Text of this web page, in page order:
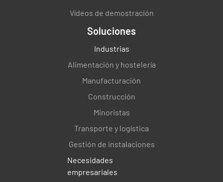
Vídeos de demostración
Soluciones
Industrias
Alimentación y hostelería
Manufacturación
Construcción
Minoristas
Transporte y logística
Gestión de instalaciones
Necesidades
empresariales